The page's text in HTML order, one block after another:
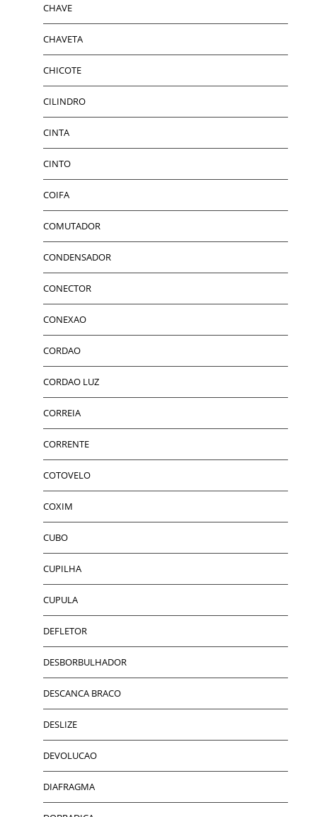
CHAVE
CHAVETA
CHICOTE
CILINDRO
CINTA
CINTO
COIFA
COMUTADOR
CONDENSADOR
CONECTOR
CONEXAO
CORDAO
CORDAO LUZ
CORREIA
CORRENTE
COTOVELO
COXIM
CUBO
CUPILHA
CUPULA
DEFLETOR
DESBORBULHADOR
DESCANCA BRACO
DESLIZE
DEVOLUCAO
DIAFRAGMA